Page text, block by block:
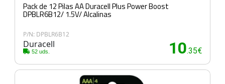
Pack de 12 Pilas AA Duracell Plus Power Boost
DPBLR6B12/ 1.5V/ Alcalinas
P/N: DPBLR6B12
Duracell
52 uds. 10.35€